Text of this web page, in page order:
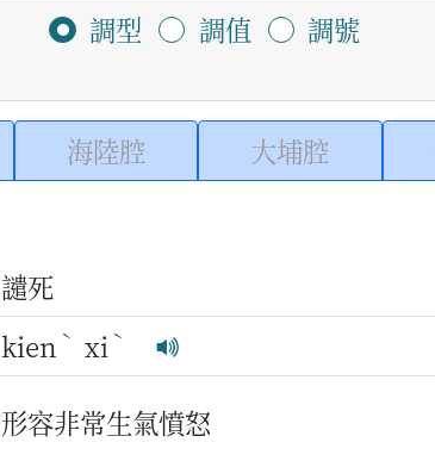
調型 調值 調號
海陸腔 大埔腔
譴死
kien ˋ xi ˋ
形容非常生氣憤怒